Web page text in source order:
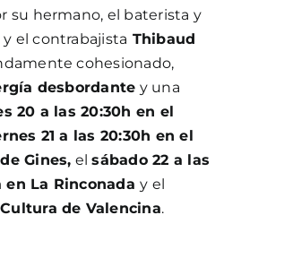
su hermano, el baterista y
y el contrabajista Thibaud
cohesionado,
desbordante y una
20 a las 20:30h en el
21 a las 20:30h en el
Gines, elsábado 22 a las
en La Rinconaday el
de Valencina.